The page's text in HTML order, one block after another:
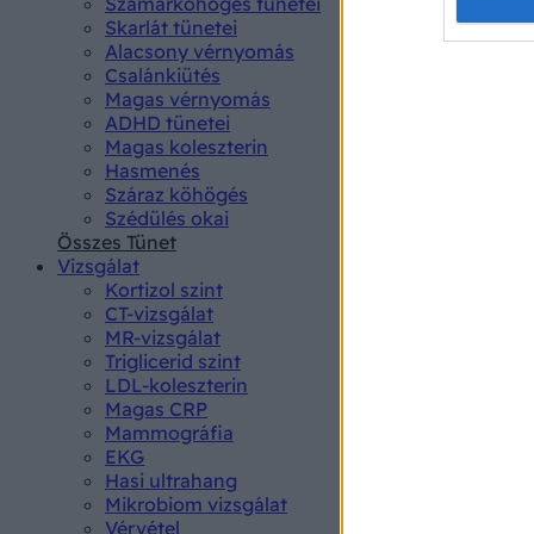
Skarlát tünetei
Alacsony vérnyomás
Csalánkiütés
Magas vérnyomás
ADHD tünetei
Magas koleszterin
Hasmenés
Száraz köhögés
Szédülés okai
Összes Tünet
Vizsgálat
Kortizol szint
CT-vizsgálat
MR-vizsgálat
Triglicerid szint
LDL-koleszterin
Magas CRP
Mammográfia
EKG
Hasi ultrahang
Mikrobiom vizsgálat
Vérvétel